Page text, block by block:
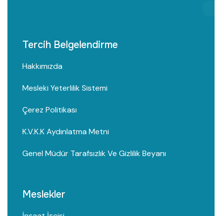
Tercih Belgelendirme
Hakkımızda
Mesleki Yeterlilik Sistemi
Çerez Politikası
K.V.K.K Aydınlatma Metni
Genel Müdür Tarafsızlık Ve Gizlilik Beyanı
Meslekler